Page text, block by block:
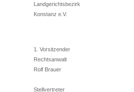
Landgerichtsbezirk
Konstanz e.V.
1. Vorsitzender
Rechtsanwalt
Rolf Brauer
Stellvertreter